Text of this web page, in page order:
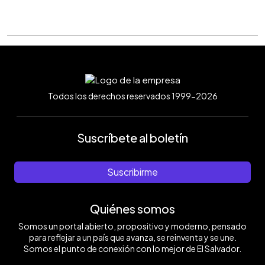
Todos los derechos reservados 1999-2026
Suscríbete al boletín
Suscribirme
Quiénes somos
Somos un portal abierto, propositivo y moderno, pensado
para reflejar a un país que avanza, se reinventa y se une.
Somos el punto de conexión con lo mejor de El Salvador.